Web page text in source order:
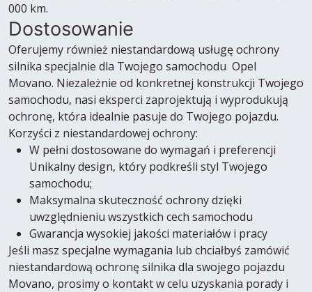
000 km.
Dostosowanie
Oferujemy również niestandardową usługę ochrony
silnika specjalnie dla Twojego samochodu Opel
Movano. Niezależnie od konkretnej konstrukcji Twojego
samochodu, nasi eksperci zaprojektują i wyprodukują
ochronę, która idealnie pasuje do Twojego pojazdu.
Korzyści z niestandardowej ochrony:
W pełni dostosowane do wymagań i preferencji
Unikalny design, który podkreśli styl Twojego
samochodu;
Maksymalna skuteczność ochrony dzięki
uwzględnieniu wszystkich cech samochodu
Gwarancja wysokiej jakości materiałów i pracy
Jeśli masz specjalne wymagania lub chciałbyś zamówić
niestandardową ochronę silnika dla swojego pojazdu
Movano, prosimy o kontakt w celu uzyskania porady i